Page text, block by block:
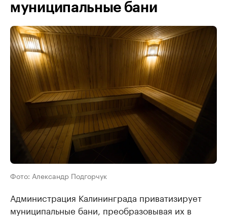
муниципальные бани
Фото: Александр Подгорчук
Администрация Калининграда приватизирует
муниципальные бани, преобразовывая их в